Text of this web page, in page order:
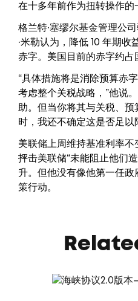
在十多年前作为扭转操作的
格兰特·塞缪尔基金管理公
·米勒认为，降低 10 年期
赤字。美国目前的赤字约占
“具体措施将是消除预算赤
考虑整个关税战略，”他说
助。但当你将其与关税、
时，我还不确定这是否足以
美联储上周维持基准利率
抨击美联储“未能阻止他们
升。但他没有像他第一任
策行动。